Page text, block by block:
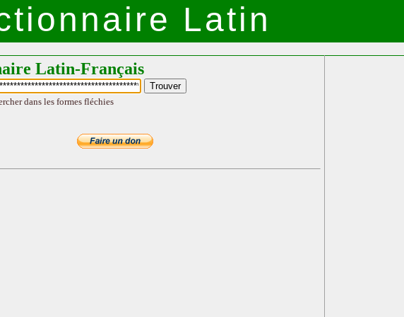
Latin
Latin-Français
dans les formes fléchies